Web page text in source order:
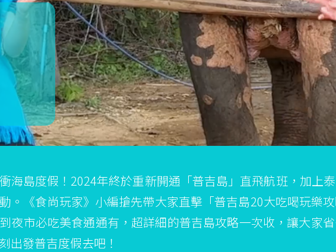
海島度假！2024年終於重新開通「普吉島」直飛航班，加上
。《食尚玩家》小編搶先帶大家直擊「普吉島20大吃喝玩樂
夜市必吃美食通通有，超詳細的普吉島攻略一次收，讓大家
出發普吉度假去吧！